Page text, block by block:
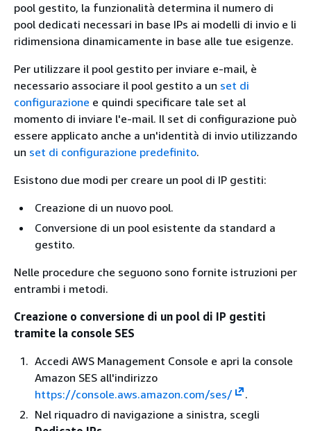
pool gestito, la funzionalità determina il numero di
pool dedicati necessari in base IPs ai modelli di invio e li
ridimensiona dinamicamente in base alle tue esigenze.
Per utilizzare il pool gestito per inviare e-mail, è
necessario associare il pool gestito a un set di
configurazione e quindi specificare tale set al
momento di inviare l'e-mail. Il set di configurazione può
essere applicato anche a un'identità di invio utilizzando
un set di configurazione predefinito.
Esistono due modi per creare un pool di IP gestiti:
Creazione di un nuovo pool.
Conversione di un pool esistente da standard a
gestito.
Nelle procedure che seguono sono fornite istruzioni per
entrambi i metodi.
Creazione o conversione di un pool di IP gestiti
tramite la console SES
Accedi AWS Management Console e apri la console
Amazon SES all'indirizzo
https://console.aws.amazon.com/ses/
.
Nel riquadro di navigazione a sinistra, scegli